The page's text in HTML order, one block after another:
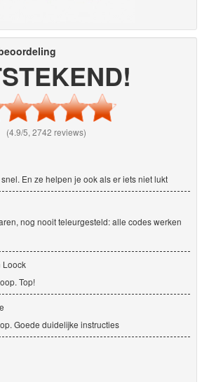
(4.9/5, 2742 reviews)
En ze helpen je ook als er iets niet lukt
nog nooit teleurgesteld: alle codes werken
Loock
Top!
Goede duidelijke instructies